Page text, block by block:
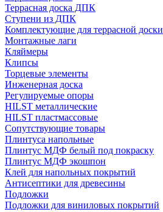
Террасная доска ДПК
Ступени из ДПК
Комплектующие для террасной доски
Монтажные лаги
Кляймеры
Клипсы
Торцевые элементы
Инженерная доска
Регулируемые опоры
HILST металлические
HILST пластмассовые
Сопутствующие товары
Плинтуса напольные
Плинтус МДФ белый под покраску
Плинтус МДФ экошпон
Клей для напольных покрытий
Антисептики для древесины
Подложки
Подложки для виниловых покрытий